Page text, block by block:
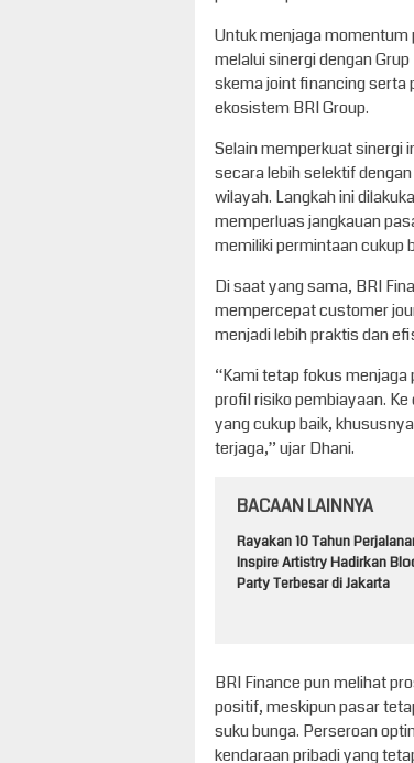
Untuk menjaga
melalui sinergi dengan
skema joint financing serta
ekosistem BRI Group.
Selain memperkuat sinergi
secara lebih selektif
wilayah. Langkah ini
memperluas jangkauan
memiliki permintaan cukup
Di saat yang sama, BRI
mempercepat customer
menjadi lebih praktis dan
“Kami tetap fokus
profil risiko pembiayaan.
yang cukup baik,
terjaga,” ujar Dhani.
BACAAN LAINNYA
Rayakan 10 Tahun
Inspire Artistry Hadirkan
Party Terbesar di Jakarta
BRI Finance pun melihat
positif, meskipun pasar
suku bunga. Perseroan
kendaraan pribadi yang